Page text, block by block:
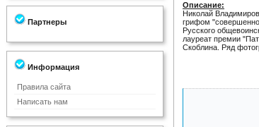
Партнеры
Информация
Правила сайта
Написать нам
Описание:
Николай
грифом "совершенно
Русского
лауреат премии
Скоблина. Ряд